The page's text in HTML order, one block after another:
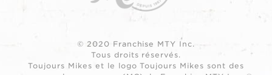
© 2020 Franchise MTY Inc.
Tous droits réservés.
Toujours Mikes et le logo Toujours Mikes sont des